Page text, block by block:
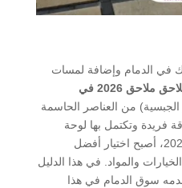
في الدمام وإضافة لمسات
أفضل الملاحق ملاحق 2026 في
من العناصر الحاسمة
فريدة وتكتمل بها لوحة
الديكور الداخلي. مع تطورات 2026، أصبح اختيار أفضل
والمواد. في هذا الدليل
سوق الدمام في هذا